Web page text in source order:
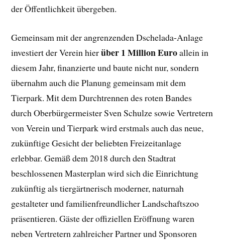
der Öffentlichkeit übergeben.
Gemeinsam mit der angrenzenden Dschelada-Anlage
investiert der Verein hierüber 1 Million Euroallein in
diesem Jahr, finanzierte und baute nicht nur, sondern
übernahm auch die Planung gemeinsam mit dem
Tierpark. Mit dem Durchtrennen des roten Bandes
durch Oberbürgermeister Sven Schulze sowie Vertretern
von Verein und Tierpark wird erstmals auch das neue,
zukünftige Gesicht der beliebten Freizeitanlage
erlebbar. Gemäß dem 2018 durch den Stadtrat
beschlossenen Masterplan wird sich die Einrichtung
zukünftig als tiergärtnerisch moderner, naturnah
gestalteter und familienfreundlicher Landschaftszoo
präsentieren. Gäste der offiziellen Eröffnung waren
neben Vertretern zahlreicher Partner und Sponsoren